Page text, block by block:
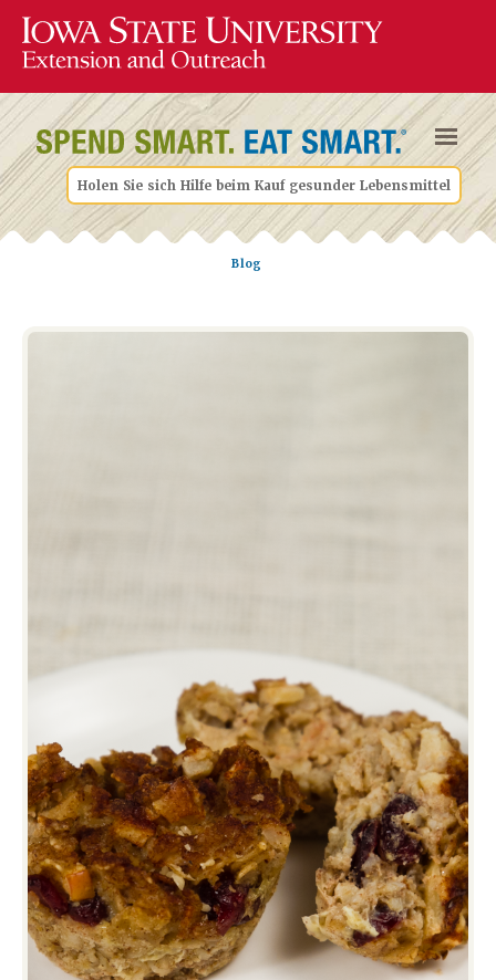
Holen Sie sich Hilfe beim Kauf gesunder Lebensmittel
Blog